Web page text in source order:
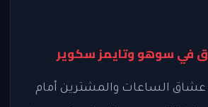
في سوهو وتايمز سكوير
الساعات والمشترين أمام